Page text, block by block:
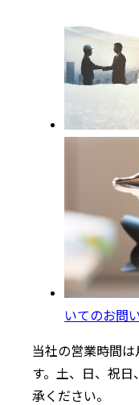
いてのお問
当社の営業時間
す。土、日、祝
承ください。